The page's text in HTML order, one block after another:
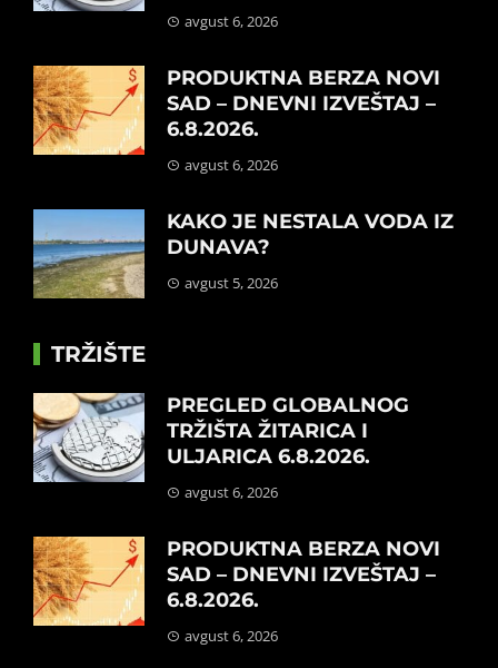
avgust 6, 2026
PRODUKTNA BERZA NOVI
SAD – DNEVNI IZVEŠTAJ –
6.8.2026.
avgust 6, 2026
KAKO JE NESTALA VODA IZ
DUNAVA?
avgust 5, 2026
TRŽIŠTE
PREGLED GLOBALNOG
TRŽIŠTA ŽITARICA I
ULJARICA 6.8.2026.
avgust 6, 2026
PRODUKTNA BERZA NOVI
SAD – DNEVNI IZVEŠTAJ –
6.8.2026.
avgust 6, 2026